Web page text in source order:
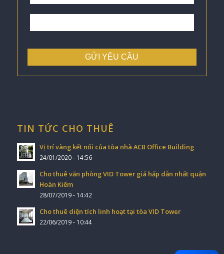
TIN TỨC CHO THUÊ
Vị trí vàng kết nối của tòa nhà ACB Office Building
24/01/2020 - 14:56
Cho thuê văn phòng VID Tower giá hấp dẫn nhất quận
Hoàn Kiếm
28/07/2019 - 14:42
Cho thuê diện tích linh hoạt tại tòa VID Tower
22/06/2019 - 10:44